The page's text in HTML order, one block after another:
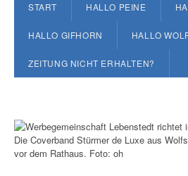
START HALLO PEINE
HALLO GIFHORN HALLO
ZEITUNG NICHT ERHALTEN?
Die Coverband Stürmer de Luxe aus
vor dem Rathaus. Foto: oh